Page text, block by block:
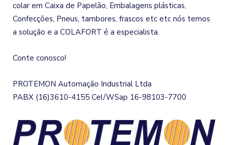
colar em Caixa de Papelão, Embalagens plásticas,
Confecções, Pneus, tambores, frascos etc etc nós temos
a solução e a COLAFORT é a especialista.
Conte conosco!
PROTEMON Automação Industrial Ltda
PABX (16)3610-4155 Cel/WSap 16-98103-7700